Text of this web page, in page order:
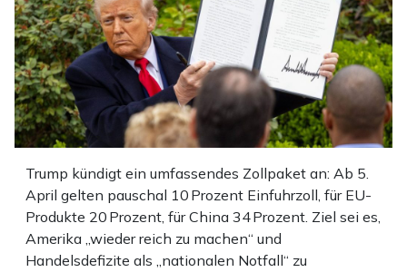
Trump kündigt ein umfassendes Zollpaket an: Ab 5.
April gelten pauschal 10 Prozent Einfuhrzoll, für EU-
Produkte 20 Prozent, für China 34 Prozent. Ziel sei es,
Amerika „wieder reich zu machen“ und
Handelsdefizite als „nationalen Notfall“ zu